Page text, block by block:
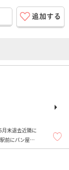
末退去近隣に
前にパン屋さ